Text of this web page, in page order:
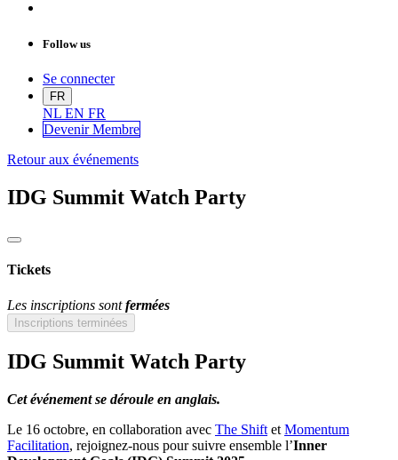
Follow us
Se connecter
FR
NL EN FR
Devenir Membre
Retour aux événements
IDG Summit Watch Party
Tickets
Les inscriptions sontfermées
Inscriptions terminées
IDG Summit Watch Party
Cet événement se déroule en anglais.
Le 16 octobre, en collaboration avec The Shift et Momentum
Facilitation, rejoignez-nous pour suivre ensemble l’Inner